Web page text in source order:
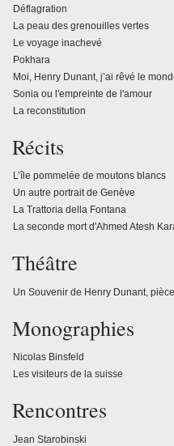
Déflagration
La peau des grenouilles vertes
Le voyage inachevé
Pokhara
Moi, Henry Dunant, j’ai rêvé le
Sonia ou l'empreinte de l'amour
La reconstitution
Récits
L’île pommelée de moutons blancs
Un autre portrait de Genève
La Trattoria della Fontana
La seconde mort d'Ahmed Atesh
Théâtre
Un Souvenir de Henry Dunant,
Monographies
Nicolas Binsfeld
Les visiteurs de la suisse
Rencontres
Jean Starobinski